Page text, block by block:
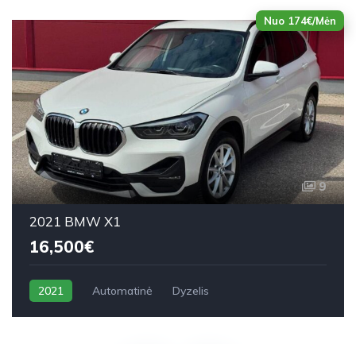
Nuo 174€/Mėn
9
2021 BMW X1
16,500€
2021 Automatinė Dyzelis